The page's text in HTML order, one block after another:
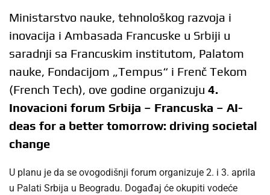
Ministarstvo nauke, tehnološkog razvoja i
inovacija i Ambasada Francuske u Srbiji u
saradnji sa Francuskim institutom, Palatom
nauke, Fondacijom „Tempus“ i Frenč Tekom
(French Tech), ove godine organizuju 4.
Inovacioni forum Srbija – Francuska – AI-
deas for a better tomorrow: driving societal
change
U planu je da se ovogodišnji forum organizuje 2. i 3. aprila
u Palati Srbija u Beogradu. Događaj će okupiti vodeće